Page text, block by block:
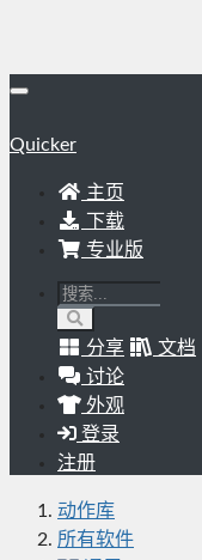
Quicker
主页
下载
专业版
分享
文档
讨论
外观
登录
注册
动作库
所有软件